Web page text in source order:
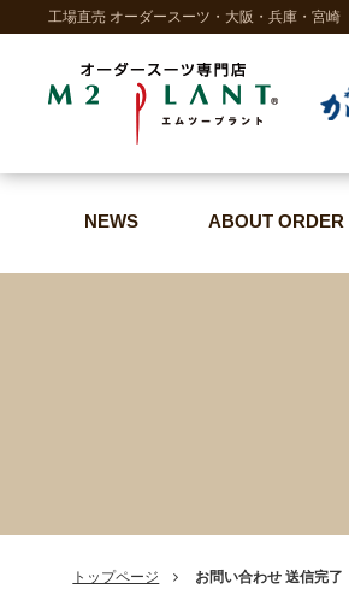
工場直売 オーダースーツ・大阪・兵庫・宮崎
NEWS ABOUT ORDER
NEWS ABOUT ORDER
トップページ お問い合わせ 送信完了